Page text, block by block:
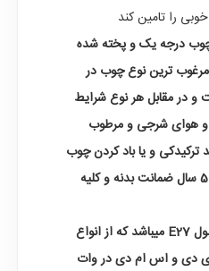
را تامین کند
درجه یک و پخته شده
ترین نوع چوب در
و در مقابل هر نوع شرایط
هوای شرجی و مرطوب
ترکیدکی و یا باد کردن چوب
در آن به وجود نیامده و از 5 سال ضمانت بدنه و کلیه
نوع سرپیچ های این محصول E27 میباشد که از انواع
دی و اس ام دی در وات